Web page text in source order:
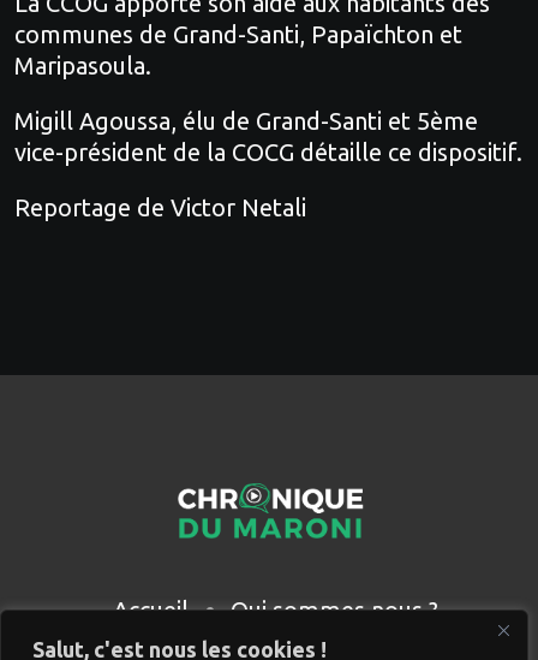
Salut, c'est nous les cookies !
communes de Grand-Santi, Papaïchton et
Maripasoula.
Migill Agoussa, élu de Grand-Santi et 5ème
vice-président de la COCG détaille ce dispositif.
Reportage de Victor Netali
Accueil
Qui sommes nous ?
Partenaires
Contact